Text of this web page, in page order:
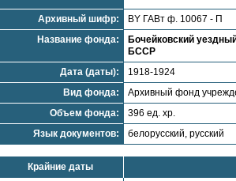
Архивный шифр:
BY ГАВт ф. 10067 - П
Название фонда:
Бочейковский
БССР
Дата (даты):
1918-1924
Вид фонда:
Архивный фонд
Объем фонда:
396 ед. хр.
Язык документов:
белорусский, русский
Крайние даты